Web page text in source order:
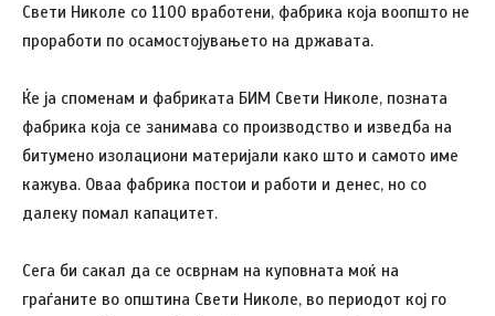
Свети Николе со 1100 вработени, фабрика која воопшто не
проработи по осамостојувањето на државата.
Ќе ја споменам и фабриката БИМ Свети Николе, позната
фабрика која се занимава со производство и изведба на
битумено изолациони материјали како што и самото име
кажува. Оваа фабрика постои и работи и денес, но со
далеку помал капацитет.
Сега би сакал да се осврнам на куповната моќ на
граѓаните во општина Свети Николе, во периодот кој го